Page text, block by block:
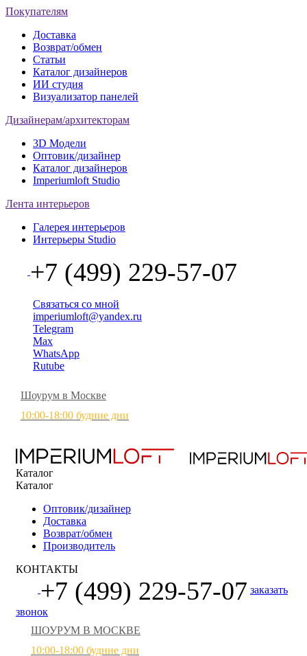
Покупателям
Доставка
Возврат/обмен
Статьи
Каталог дизайнеров
ИИ студия
Визуализатор панелей
Дизайнерам/архитекторам
3D Модели
Оптовик/дизайнер
Каталог дизайнеров
Imperiumloft Studio
Лента интерьеров
Галерея интерьеров
Интерьеры Studio
+7 (499) 229-57-07
Связаться со мной
imperiumloft@yandex.ru
Telegram
Max
WhatsApp
Rutube
Шоурум в Москве
10:00-18:00 будние дни
Каталог
Каталог
Оптовик/дизайнер
Доставка
Возврат/обмен
Производитель
КОНТАКТЫ
+7 (499) 229-57-07 заказать
звонок
ШОУРУМ В МОСКВЕ
10:00-18:00 будние дни